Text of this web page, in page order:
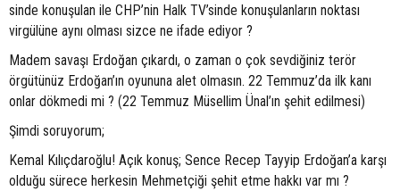
sinde konuşulan ile CHP’nin Halk TV’sinde konuşulanların noktası
virgülüne aynı olması sizce ne ifade ediyor ?
Madem savaşı Erdoğan çıkardı, o zaman o çok sevdiğiniz terör
örgütünüz Erdoğan’ın oyununa alet olmasın. 22 Temmuz’da ilk kanı
onlar dökmedi mi ? (22 Temmuz Müsellim Ünal’ın şehit edilmesi)
Şimdi soruyorum;
Kemal Kılıçdaroğlu! Açık konuş; Sence Recep Tayyip Erdoğan’a karşı
olduğu sürece herkesin Mehmetçiği şehit etme hakkı var mı ?